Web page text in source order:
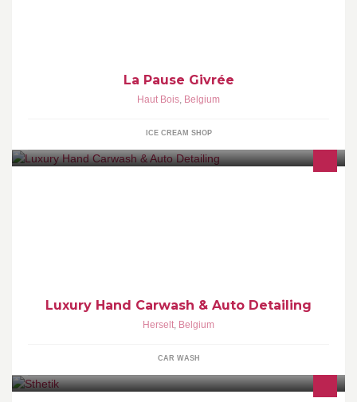
La Pause Givrée
Haut Bois, Belgium
ICE CREAM SHOP
Luxury Hand Carwash & Auto Detailing
Herselt, Belgium
CAR WASH